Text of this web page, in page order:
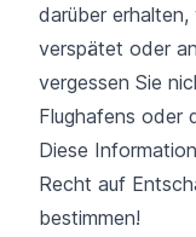
darüber
verspätet oder
vergessen Sie
Flughafens oder
Diese
Recht auf
bestimmen!